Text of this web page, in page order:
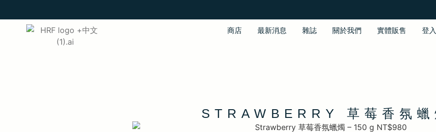
商店 最新消息 雜誌 關於我們 實體販售 登
STRAWBERRY 草莓香氛